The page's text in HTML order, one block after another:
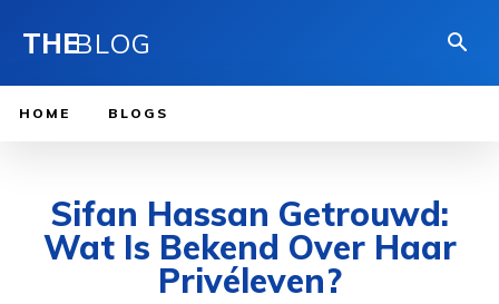
THEBLOG
HOME BLOGS
Sifan Hassan Getrouwd:
Wat Is Bekend Over Haar
Privéleven?